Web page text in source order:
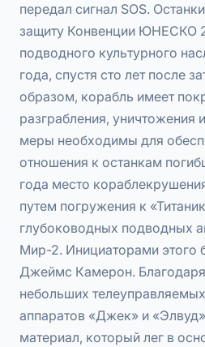
передал сигнал SOS.
защиту Конвенции ЮНЕСКО
подводного культурного
года, спустя сто лет после
образом, корабль имеет
разграбления, уничтожения
меры необходимы для
отношения к останкам
года место
путем погружения к
глубоководных подводных
Мир-2. Инициаторами этого
Джеймс Камерон.
небольших
аппаратов «Джек» и
материал, который лег в